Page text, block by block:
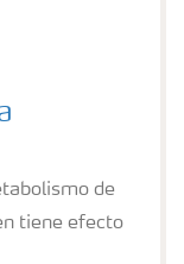
de
tiene efecto